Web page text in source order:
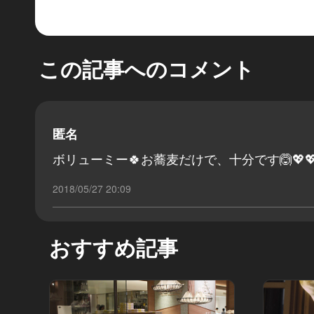
この記事へのコメント
匿名
ボリューミー🍀お蕎麦だけで、十分です
2018/05/27 20:09
おすすめ記事